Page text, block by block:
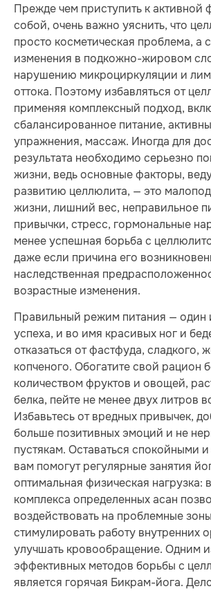
Прежде чем приступить к активной
собой, очень важно уяснить, что
просто косметическая проблема, а
изменения в подкожно-жировом
нарушению микроциркуляции и
оттока. Поэтому избавляться от
применяя комплексный подход,
сбалансированное питание,
упражнения, массаж. Иногда для
результата необходимо серьезно
жизни, ведь основные факторы,
развитию целлюлита, — это
жизни, лишний вес, неправильное
привычки, стресс, гормональные
менее успешная борьба с
даже если причина его
наследственная
возрастные изменения.
Правильный режим питания — один
успеха, и во имя красивых ног и
отказаться от фастфуда, сладкого,
копченого. Обогатите свой рацион
количеством фруктов и овощей,
белка, пейте не менее двух литров
Избавьтесь от вредных привычек,
больше позитивных эмоций и не
пустякам. Оставаться спокойными
вам помогут регулярные занятия
оптимальная физическая нагрузка:
комплекса определенных асан
воздействовать на проблемные
стимулировать работу внутренних
улучшать кровообращение. Одним
эффективных методов борьбы с
является горячая Бикрам-йога.